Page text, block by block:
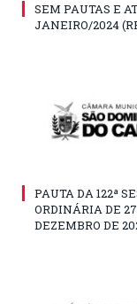
SEM PAUTAS E
JANEIRO/2024
PAUTA DA 122ª
ORDINÁRIA DE
DEZEMBRO DE